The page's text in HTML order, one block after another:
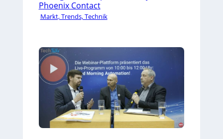
Phoenix Contact
Markt, Trends, Technik